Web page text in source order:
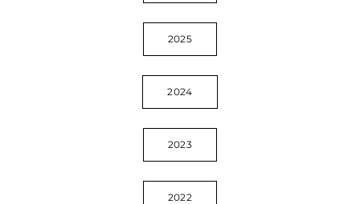
2025
2024
2023
2022